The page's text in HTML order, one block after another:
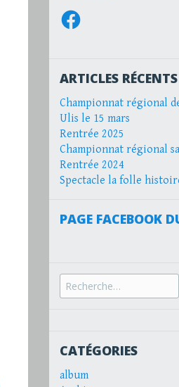
Facebook
ARTICLES RÉCENTS
Championnat régional
Ulis le 15 mars
Rentrée 2025
Championnat régional
Rentrée 2024
Spectacle la folle
PAGE FACEBOOK
Recherche
pour :
CATÉGORIES
album